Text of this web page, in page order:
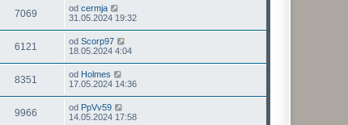
7069 od cermja
31.05.2024 19:32
6121 od Scorp97
18.05.2024 4:04
8351 od Holmes
17.05.2024 14:36
9966 od PpVv59
14.05.2024 17:58